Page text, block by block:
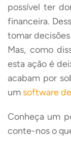
possível ter
financeira.
tomar
Mas, como
esta ação é
acabam por
um software
Conheça um
conte-nos o